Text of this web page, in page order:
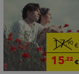
17,90€
15,22€